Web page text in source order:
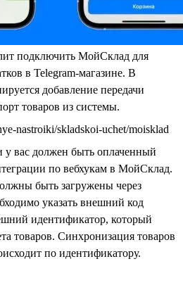
подключить МойСклад для
в Telegram-магазине. В
добавление передачи
товаров из системы.
nastroiki/skladskoi-uchet/moisklad
вас должен быть оплаченный
по вебхукам в МойСклад.
быть загружены через
указать внешний код
идентификатор, который
товаров. Синхронизация товаров
по идентификатору.